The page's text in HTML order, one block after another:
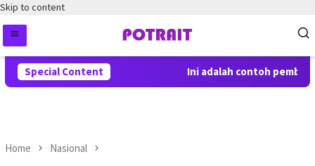
Skip to content
Special Content Ini adalah contoh
Home Nasional